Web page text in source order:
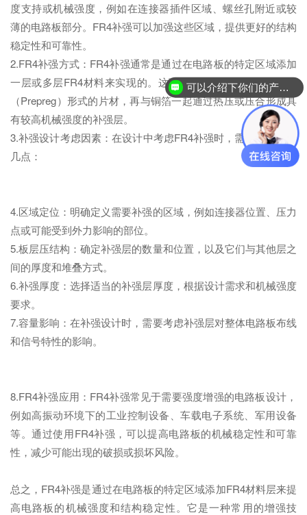
度支持或机械强度，例如在连接器插件区域、螺丝孔附近或较
薄的电路板部分。FR4补强可以加强这些区域，提供更好的结构
稳定性和可靠性。
2.FR4补强方式：FR4补强通常是通过在电路板的特定区域添加
一层或多层FR4材料来实现的。这可以是采用预浸玻璃纤维布
（Prepreg）形式的片材，再与铜箔一起通过热压或压合形成具
有较高机械强度的补强层。
3.补强设计考虑因素：在设计中考虑FR4补强时，需要注意以下
几点：
4.区域定位：明确定义需要补强的区域，例如连接器位置、压力
点或可能受到外力影响的部位。
5.板层压结构：确定补强层的数量和位置，以及它们与其他层之
间的厚度和堆叠方式。
6.补强厚度：选择适当的补强层厚度，根据设计需求和机械强度
要求。
7.容量影响：在补强设计时，需要考虑补强层对整体电路板布线
和信号特性的影响。
8.FR4补强应用：FR4补强常见于需要强度增强的电路板设计，
例如高振动环境下的工业控制设备、车载电子系统、军用设备
等。通过使用FR4补强，可以提高电路板的机械稳定性和可靠
性，减少可能出现的破损或损坏风险。
总之，FR4补强是通过在电路板的特定区域添加FR4材料层来提
高电路板的机械强度和结构稳定性。它是一种常用的增强技
可以介绍下你们的产品么？